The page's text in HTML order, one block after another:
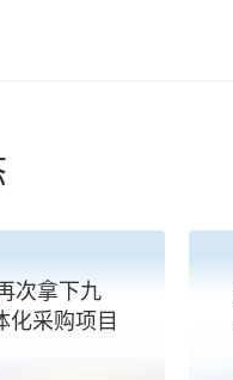
次拿下九
化采购项目